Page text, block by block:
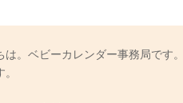
は。ベビーカレンダー事務局です